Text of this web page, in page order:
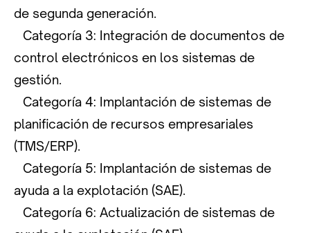
de segunda generación.
Categoría 3: Integración de documentos de
control electrónicos en los sistemas de
gestión.
Categoría 4: Implantación de sistemas de
planificación de recursos empresariales
(TMS/ERP).
Categoría 5: Implantación de sistemas de
ayuda a la explotación (SAE).
Categoría 6: Actualización de sistemas de